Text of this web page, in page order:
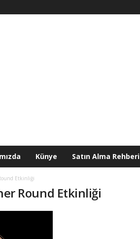
Künye Satın Alma Rehberi
Etkinliği
Round Etkinliği